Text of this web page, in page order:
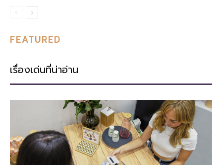
FEATURED
เรื่องเด่นที่น่าอ่าน